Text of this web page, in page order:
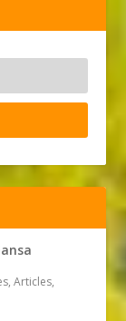
Articles,